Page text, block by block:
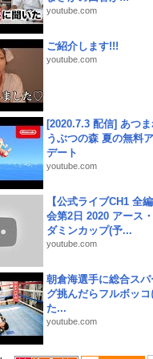
youtube.com
ご紹介します!!!
youtube.com
[2020.7.3 配信] あつ
うぶつの森 夏の無料
デート
youtube.com
【公式ライブCH1 全
会第2日 2020 アース
ダミンカップ(予...
youtube.com
朝倉海選手に総合スパ
グ挑んだらフルボッ
た...
youtube.com